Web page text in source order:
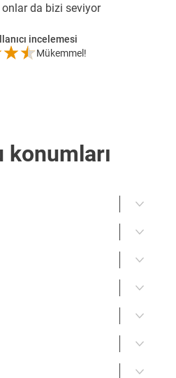
da bizi seviyor
incelemesi
Mükemmel!
konumları